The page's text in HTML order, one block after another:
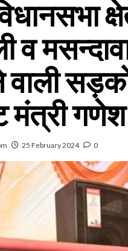
व
मंत्री
25 February 2024 0